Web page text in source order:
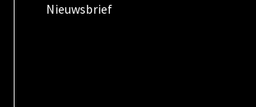
Nieuwsbrief